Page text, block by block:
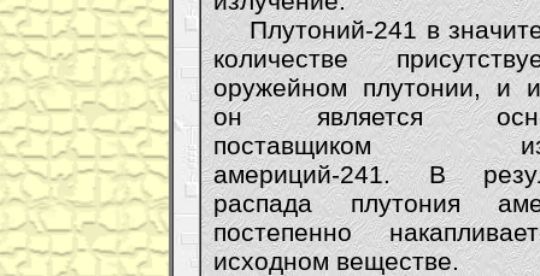
Плутоний-241 в
количестве
оружейном плутонии, и
он является
поставщиком
америций-241. В
распада плутония
постепенно
исходном веществе.